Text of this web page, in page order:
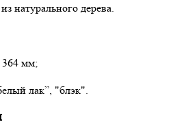
натурального дерева.
364 мм;
лак”, "блэк".